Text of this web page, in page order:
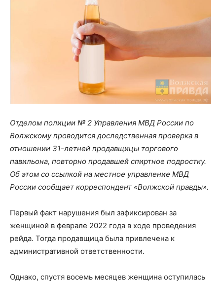
Отделом полиции № 2 Управления МВД России по
Волжскому проводится доследственная проверка в
отношении 31-летней продавщицы торгового
павильона, повторно продавшей спиртное подростку.
Об этом со ссылкой на местное управление МВД
России сообщает корреспондент «Волжской правды».
Первый факт нарушения был зафиксирован за
женщиной в феврале 2022 года в ходе проведения
рейда. Тогда продавщица была привлечена к
административной ответственности.
Однако, спустя восемь месяцев женщина оступилась